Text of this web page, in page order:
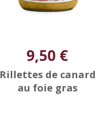
9,50 €
Rillettes de canard
au foie gras